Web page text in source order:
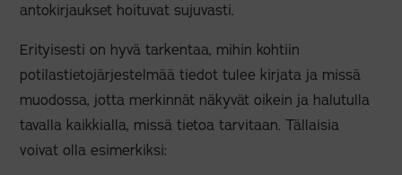
antokirjaukset hoituvat sujuvasti.
Erityisesti on hyvä tarkentaa, mihin kohtiin
potilastietojärjestelmää tiedot tulee kirjata ja missä
muodossa, jotta merkinnät näkyvät oikein ja halutulla
tavalla kaikkialla, missä tietoa tarvitaan. Tällaisia
voivat olla esimerkiksi: